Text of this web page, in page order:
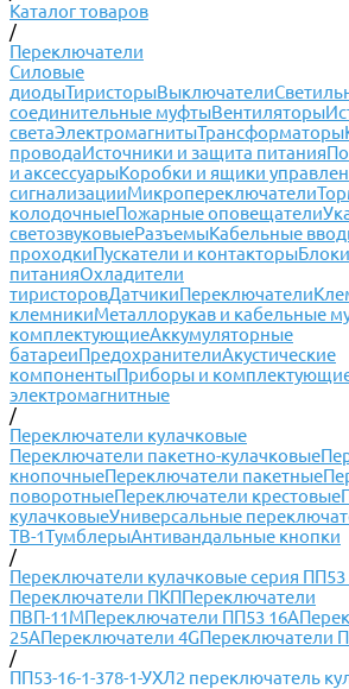
Каталог товаров
/
Переключатели
Силовые
диодыТиристорыВыключатели
соединительные муфтыВентиляторы
светаЭлектромагнитыТрансформаторы
проводаИсточники и защита питания
и аксессуарыКоробки и ящики
сигнализацииМикропереключатели
колодочныеПожарные оповещатели
светозвуковыеРазъемыКабельные
проходкиПускатели и контакторыБлоки
питанияОхладители
тиристоровДатчикиПереключатели
клемникиМеталлорукав и кабельные
комплектующиеАккумуляторные
батареиПредохранителиАкустические
компонентыПриборы и
электромагнитные
/
Переключатели кулачковые
Переключатели пакетно-кулачковые
кнопочныеПереключатели пакетные
поворотныеПереключатели крестовые
кулачковыеУниверсальные
ТВ-1ТумблерыАнтивандальные кнопки
/
Переключатели кулачковые серия ПП53
Переключатели ПКППереключатели
ПВП-11МПереключатели ПП53 16А
25АПереключатели 4GПереключатели
/
ПП53-16-1-378-1-УХЛ2 переключатель